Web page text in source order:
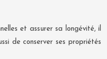
et assurer sa longévité, il
de conserver ses propriétés